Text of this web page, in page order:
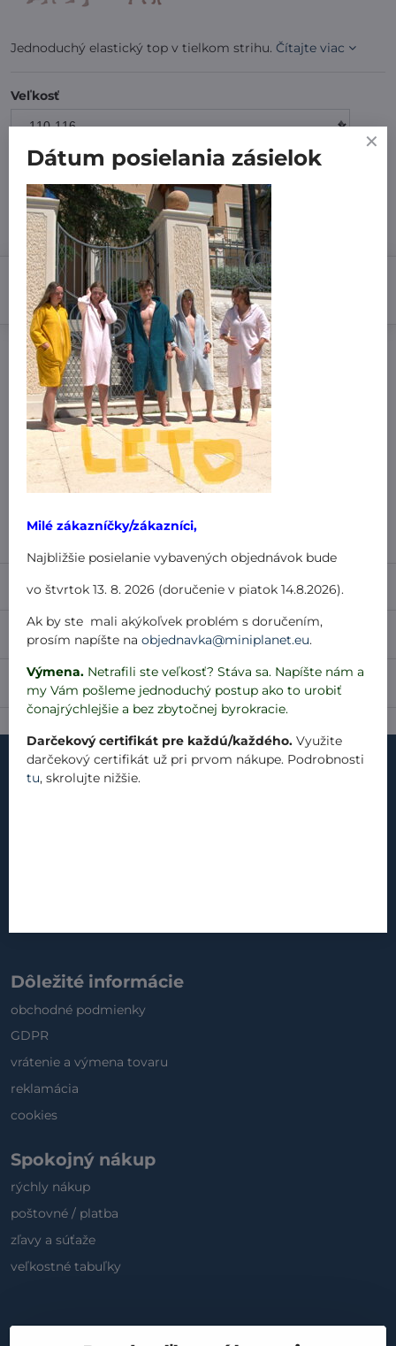
Jednoduchý elastický top v tielkom strihu. Čítajte viac
Veľkosť
7 dní
7,99 € Zľava 3,99 €
4 €
Do košíka
Pridať k Obľúbeným
Doručenia
Výrobca:MiniPlanet
Nákup za:
60,99 € doručíme za 3,99 €
61 € doručíme za 1,99 €
101 € a viac doručíme zadarmo
Popis
Recenzie 0
Diskusia
Dôležité informácie
obchodné podmienky
GDPR
vrátenie a výmena tovaru
reklamácia
cookies
Spokojný nákup
rýchly nákup
poštovné / platba
zľavy a súťaže
veľkostné tabuľky
Dátum posielania zásielok
Milé zákazníčky/zákazníci,
Najbližšie posielanie vybavených objednávok bude
vo štvrtok 13. 8. 2026 (doručenie v piatok 14.8.2026).
Ak by ste mali akýkoľvek problém s doručením,
prosím napíšte naobjednavka@miniplanet.eu.
Výmena. Netrafili ste veľkosť? Stáva sa. Napíšte nám a
my Vám pošleme jednoduchý postup ako to urobiť
čonajrýchlejšie a bez zbytočnej byrokracie.
Darčekový certifikát pre každú/každého. Využite
darčekový certifikát už pri prvom nákupe. Podrobnosti
tu, skrolujte nižšie.